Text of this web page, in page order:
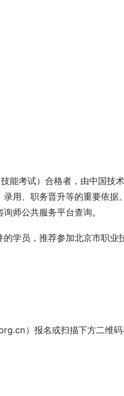
能考试）合格者，由中国技
用、职务晋升等的重要依据
师公共服务平台查询。
的学员，推荐参加北京市职业
）报名或扫描下方二维